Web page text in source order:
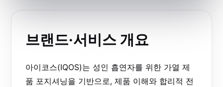
브랜드·서비스 개요
아이코스(IQOS)는 성인 흡연자를 위한 가열 제
품 포지셔닝을 기반으로, 제품 이해와 합리적 전